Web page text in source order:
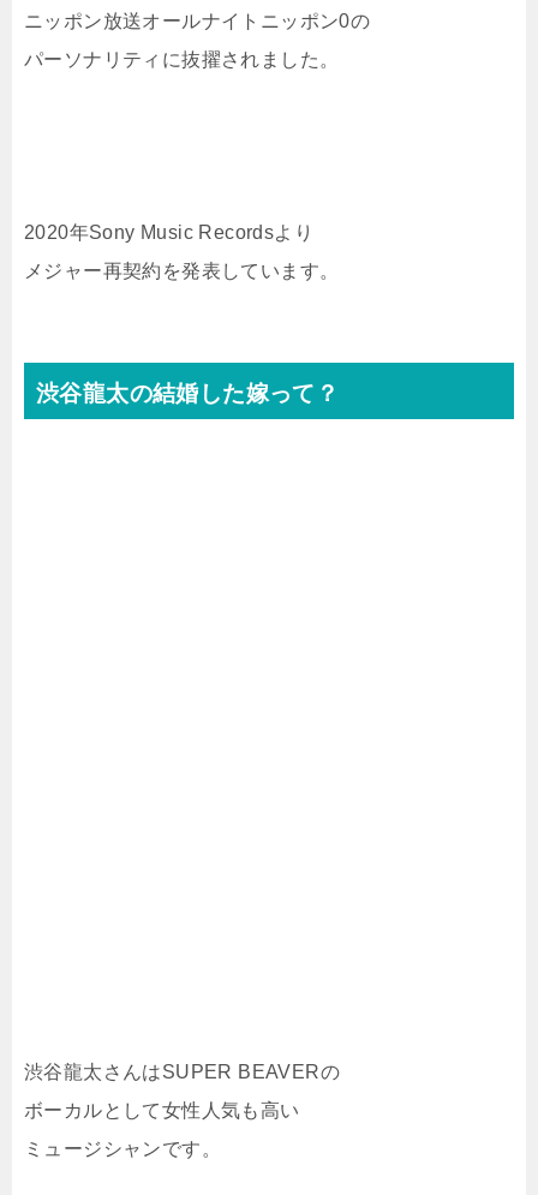
ニッポン放送オールナイトニッポン0の
パーソナリティに抜擢されました。
2020年Sony Music Recordsより
メジャー再契約を発表しています。
渋谷龍太の結婚した嫁って？
渋谷龍太さんはSUPER BEAVERの
ボーカルとして女性人気も高い
ミュージシャンです。